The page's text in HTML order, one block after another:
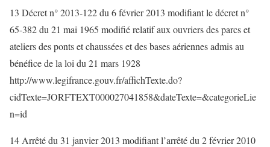
13 Décret n° 2013-122 du 6 février 2013 modifiant le décret n°
65-382 du 21 mai 1965 modifié relatif aux ouvriers des parcs et
ateliers des ponts et chaussées et des bases aériennes admis au
bénéfice de la loi du 21 mars 1928
http://www.legifrance.gouv.fr/affichTexte.do?
cidTexte=JORFTEXT000027041858&dateTexte=&categorieLie
n=id
14 Arrêté du 31 janvier 2013 modifiant l’arrêté du 2 février 2010